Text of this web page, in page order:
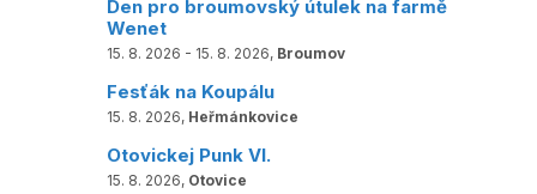
Den pro broumovský útulek na farmě
Wenet
15. 8. 2026 - 15. 8. 2026, Broumov
Fesťák na Koupálu
15. 8. 2026, Heřmánkovice
Otovickej Punk VI.
15. 8. 2026, Otovice